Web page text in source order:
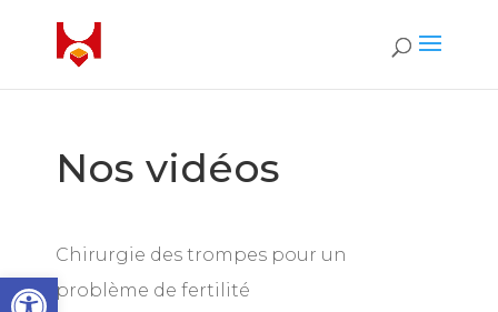
Open toolbar
Nos vidéos
Chirurgie des trompes pour un
problème de fertilité